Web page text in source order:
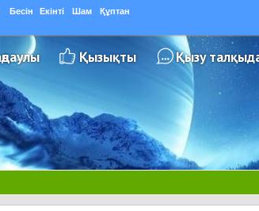
Бесін Екінті Шам Құптан
Қызықты Қызу